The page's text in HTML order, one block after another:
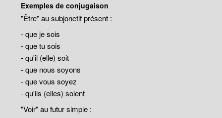
Exemples de conjugaison
"Être" au subjonctif présent :
- que je sois
- que tu sois
- qu'il (elle) soit
- que nous soyons
- que vous soyez
- qu'ils (elles) soient
"Voir" au futur simple :